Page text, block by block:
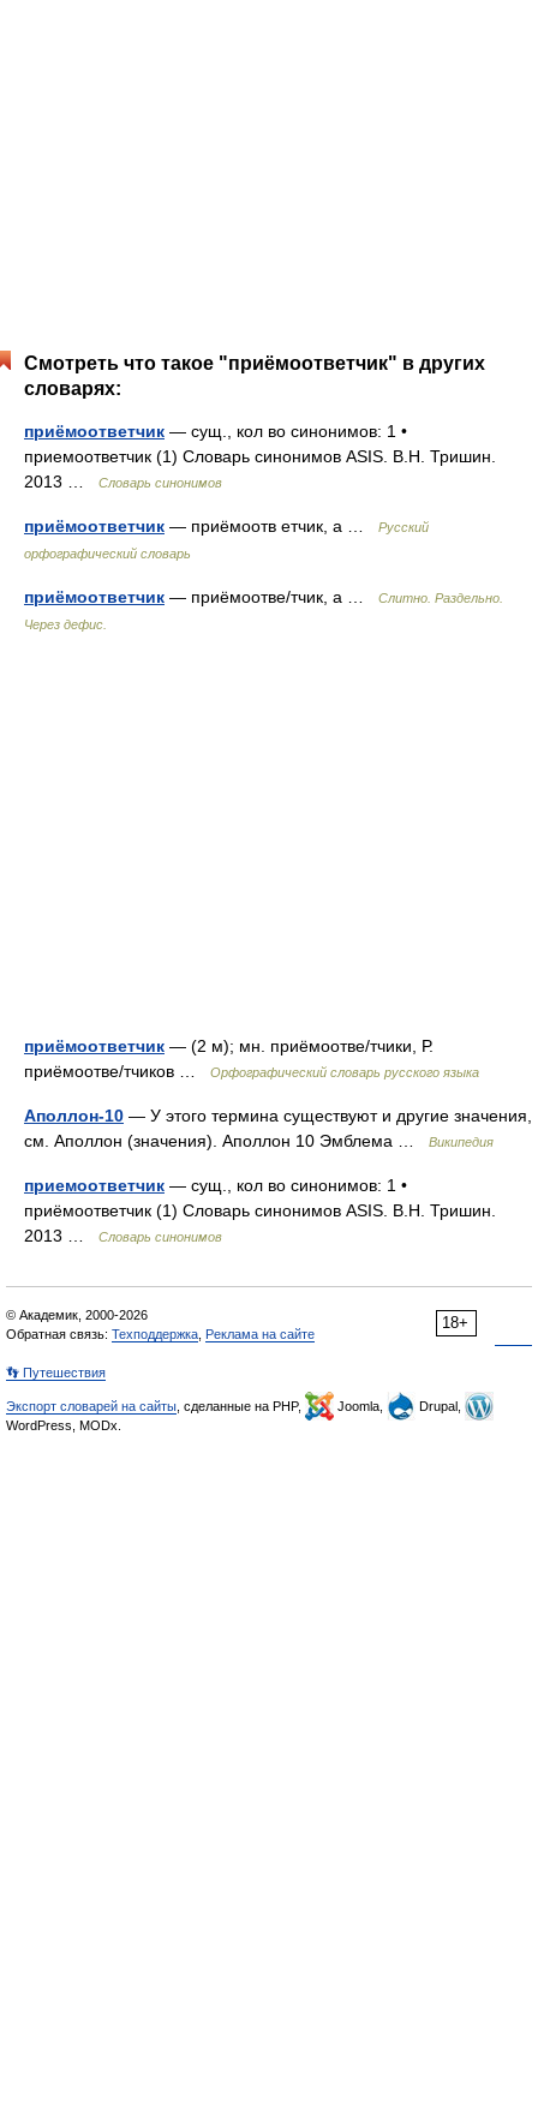
Смотреть что такое "приёмоответчик" в других
словарях:
приёмоответчик — сущ., кол во синонимов: 1 •
приемоответчик (1) Словарь синонимов ASIS. В.Н. Тришин.
2013 …
Словарь синонимов
приёмоответчик — приёмоотв етчик, а …
Русский
орфографический словарь
приёмоответчик — приёмоотве/тчик, а …
Слитно. Раздельно.
Через дефис.
приёмоответчик — (2 м); мн. приёмоотве/тчики, Р.
приёмоотве/тчиков …
Орфографический словарь русского языка
Аполлон-10 — У этого термина существуют и другие значения,
см. Аполлон (значения). Аполлон 10 Эмблема …
Википедия
приемоответчик — сущ., кол во синонимов: 1 •
приёмоответчик (1) Словарь синонимов ASIS. В.Н. Тришин.
2013 …
Словарь синонимов
18+
© Академик, 2000-2026
Обратная связь: Техподдержка Реклама на сайте
👣 Путешествия
Экспорт словарей на сайты , сделанные на PHP, Joomla,
Drupal,
WordPress, MODx.